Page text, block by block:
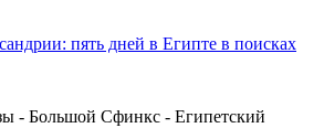
пять дней в Египте в поисках
- Большой Сфинкс - Египетский